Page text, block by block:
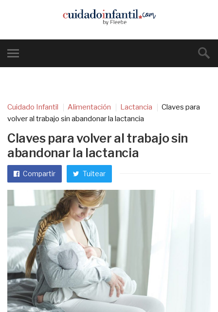
Cuidado Infantil Alimentación Lactancia
Claves para
volver al trabajo sin abandonar la lactancia
Claves para volver al trabajo sin
abandonar la lactancia
Compartir Tuitear